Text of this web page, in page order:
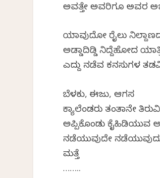
ಅವತ್ತೇ ಅವರಿಗೂ ಅವರ ಅಜ್ಜ
ಯಾವುದೋ ರೈಲು
ಅಡ್ಡಾದಿಡ್ಡಿ ನಿದ್ದೆಹೋದ
ಎದ್ದು ನಡೆವ ಕನಸುಗಳ
ಬೆಳಕು, ಈಜು, ಆಗಸ
ಕ್ಯಾಲೆಂಡರು ತಂತಾನೇ
ಅಪ್ಪಿಕೊಂಡು ಕೈಹಿಡಿಯುವ
ನಡೆಯುವುದೇ
ಮತ್ತೆ
……..